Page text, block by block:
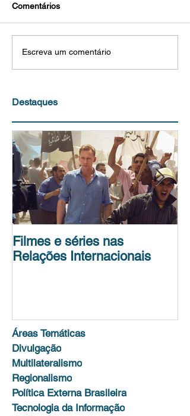
Comentários
Escreva um comentário
Destaques
Filmes e séries nas
Relações Internacionais
Áreas Temáticas
Divulgação
Multilateralismo
Regionalismo
Política Externa Brasileira
Tecnologia da Informação